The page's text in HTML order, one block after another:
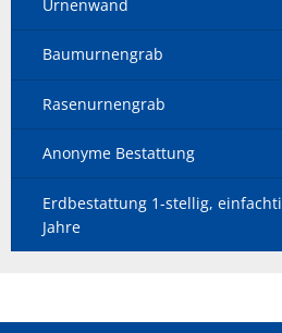
Urnenwand
Baumurnengrab
Rasenurnengrab
Anonyme Bestattung
Erdbestattung 1-stellig,
Jahre